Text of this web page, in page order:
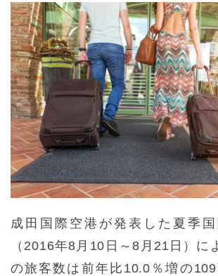
成田国際空港が発表した夏季
（2016年8月10日～8月21日）に
の旅客数は前年比10.0％増の